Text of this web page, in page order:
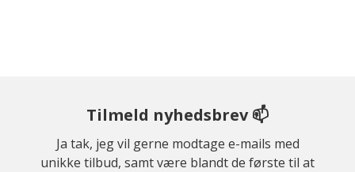
Tilmeld nyhedsbrev 📫
Ja tak, jeg vil gerne modtage e-mails med
unikke tilbud, samt være blandt de første til at